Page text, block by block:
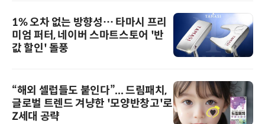
1% 오차 없는 방향성… 타마시 프리
미엄 퍼터, 네이버 스마트스토어 '반
값 할인' 돌풍
“해외 셀럽들도 붙인다”... 드림패치,
글로벌 트렌드 겨냥한 '모양반창고'로
Z세대 공략